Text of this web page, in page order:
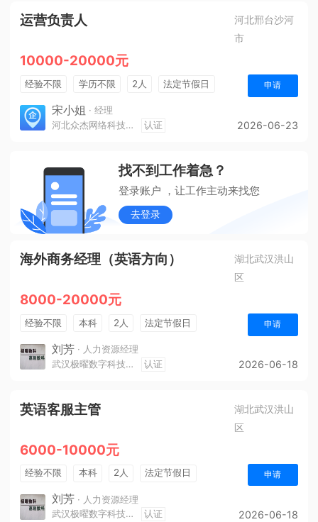
运营负责人
河北邢台沙河
市
10000-20000元
经验不限 学历不限 2人
法定节假日
休假制度
销售奖金
年终奖金
申请
宋小姐 · 经理
河北众杰网络科技有限公司
认证 2026-06-23
找不到工作着急？
登录账户 ，让工作主动来找您
去登录
海外商务经理（英语方向）
湖北武汉洪山
区
8000-20000元
经验不限 本科 2人 法定节假日 申请
刘芳 · 人力资源经理
武汉极曜数字科技有限公司
认证 2026-06-18
英语客服主管
湖北武汉洪山
区
6000-10000元
经验不限 本科 2人 法定节假日 申请
刘芳 · 人力资源经理
武汉极曜数字科技有限公司
认证 2026-06-18